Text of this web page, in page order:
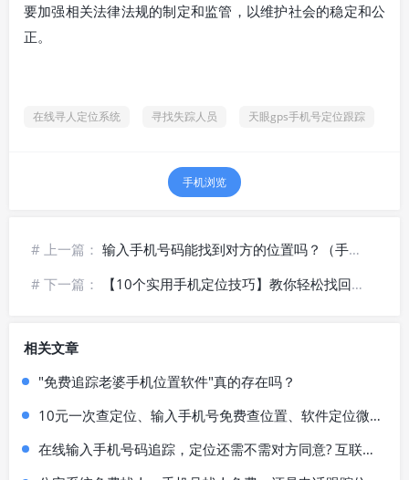
要加强相关法律法规的制定和监管，以维护社会的稳定和公
正。
在线寻人定位系统 寻找失踪人员 天眼gps手机号定位跟踪
手机浏览
# 上一篇： 输入手机号码能找到对方的位置吗？（手机号码定位找人的原理及方法）
# 下一篇：
【10个实用手机定位技巧】教你轻松找回丢失的手机
相关文章
"免费追踪老婆手机位置软件"真的存在吗？
10元一次查定位、输入手机号免费查位置、软件定位微信位置真的有效吗？
在线输入手机号码追踪，定位还需不需对方同意? 互联网寻人技术的真相是怎样的?